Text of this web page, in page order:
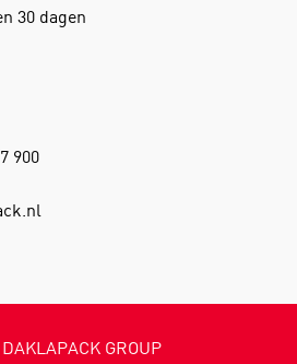
30 dagen
900
DAKLAPACK GROUP